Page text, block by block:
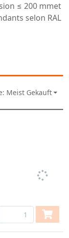
≤ 200 mmet
selon RAL
Meist Gekauft